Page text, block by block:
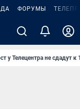
ФОРУМЫ
у Телецентра не сдадут к